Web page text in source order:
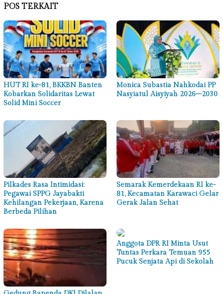
POS TERKAIT
HUT RI ke-81, BKKBN Banten
Kobarkan Solidaritas Lewat
Solid Mini Soccer
Monica Subastia Nahkodai PP
Nasyiatul Aisyiyah 2026–2030
Pilkades Rasa Intimidasi:
Pegawai SPPG Jayabakti
Kehilangan Pekerjaan, Karena
Berbeda Pilihan
Semarak Kemerdekaan RI ke-
81, Kecamatan Karawaci Gelar
Gerak Jalan Sehat
Anggota DPR RI Minta Usut
Tuntas Perkara Temuan 955
Pucuk Senjata Api di Sekolah